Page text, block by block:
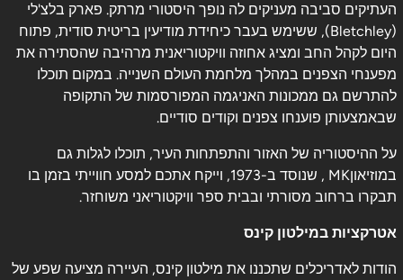
העתיקים סביבה מעניקים לה נופך היסטורי מרתק. פארק בלצ'לי
(Bletchley), ששימש בעבר כיחידת מודיעין בריטית סודית, פתוח
היום לקהל החב ומציג אחוזה וויקטוריאנית מרהיבה שהסתירה את
מפענחי הצפנים במהלך מלחמת העולם השנייה. במקום תוכלו
להתרשם גם ממכונות האניגמה המפורסמות של התקופה
שבאמצעותן פוענחו צפנים וקודים סודיים.
על ההיסטוריה של האזור והתפתחות העיר, תוכלו לגלות גם
במוזיאוןMK , שנוסד ב-1973, וייקח אתכם למסע חווייתי בזמן בו
תבקרו ברחוב מסורתי ובבית ספר וויקטוריאני משוחזר.
אטרקציות במילטון קינס
הודות לאדריכלים שתכננו את מילטון קינס, העיירה מציעה שפע של